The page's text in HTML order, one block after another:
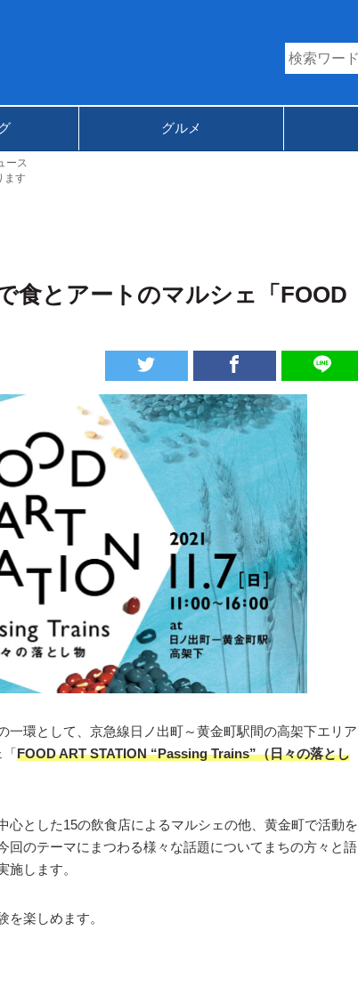
グルメ
ース
ます
食とアートのマルシェ「FOOD
環として、京急線日ノ出町～黄金町駅間の高架下エリア
「FOOD ART STATION “Passing Trains”（日々の落とし
心とした15の飲食店によるマルシェの他、黄金町で活動を
回のテーマにまつわる様々な話題についてまちの方々と語
施します。
を楽しめます。